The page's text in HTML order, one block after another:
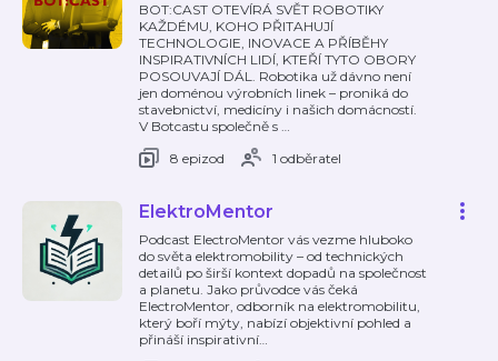
BOT:CAST OTEVÍRÁ SVĚT ROBOTIKY
KAŽDÉMU, KOHO PŘITAHUJÍ
TECHNOLOGIE, INOVACE A PŘÍBĚHY
INSPIRATIVNÍCH LIDÍ, KTEŘÍ TYTO OBORY
POSOUVAJÍ DÁL. Robotika už dávno není
jen doménou výrobních linek – proniká do
stavebnictví, medicíny i našich domácností.
V Botcastu společně s …
8 epizod
1 odběratel
ElektroMentor
Podcast ElectroMentor vás vezme hluboko
do světa elektromobility – od technických
detailů po širší kontext dopadů na společnost
a planetu. Jako průvodce vás čeká
ElectroMentor, odborník na elektromobilitu,
který boří mýty, nabízí objektivní pohled a
přináší inspirativní…